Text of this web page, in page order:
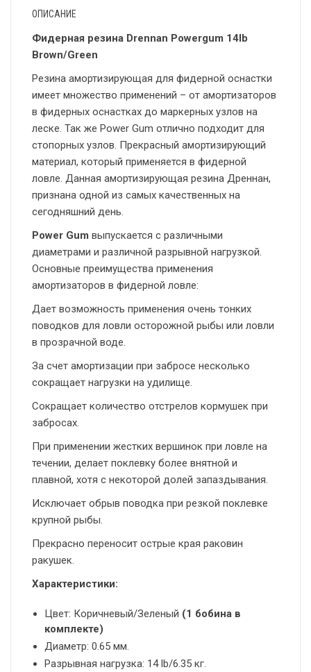
ОПИСАНИЕ
Фидерная резина Drennan Powergum 14lb
Brown/Green
Резина амортизирующая для фидерной оснастки
имеет множество применений – от амортизаторов
в фидерных оснастках до маркерных узлов на
леске. Так же Power Gum отлично подходит для
стопорных узлов. Прекрасный амортизирующий
материал, который применяется в фидерной
ловле. Данная амортизирующая резина Дреннан,
признана одной из самых качественных на
сегодняшний день.
Power Gum выпускается с различными
диаметрами и различной разрывной нагрузкой.
Основные преимущества применения
амортизаторов в фидерной ловле:
Дает возможность применения очень тонких
поводков для ловли осторожной рыбы или ловли
в прозрачной воде.
За счет амортизации при забросе несколько
сокращает нагрузки на удилище.
Сокращает количество отстрелов кормушек при
забросах.
При применении жестких вершинок при ловле на
течении, делает поклевку более внятной и
плавной, хотя с некоторой долей запаздывания.
Исключает обрыв поводка при резкой поклевке
крупной рыбы.
Прекрасно переносит острые края раковин
ракушек.
Характеристики:
Цвет: Коричневый/Зеленый (1 бобина в
комплекте)
Диаметр: 0.65 мм.
Разрывная нагрузка: 14 lb/6.35 кг.